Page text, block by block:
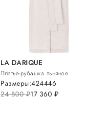
LA DARIQUE
Платье-рубашка льняное
24 800руб.17 360 руб.
Размеры:424446